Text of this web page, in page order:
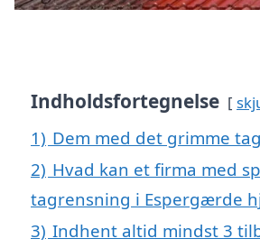
Indholdsfortegnelse
1) Dem med det grimme
2) Hvad kan et firma med
tagrensning i Espergærde
3) Indhent altid mindst 3